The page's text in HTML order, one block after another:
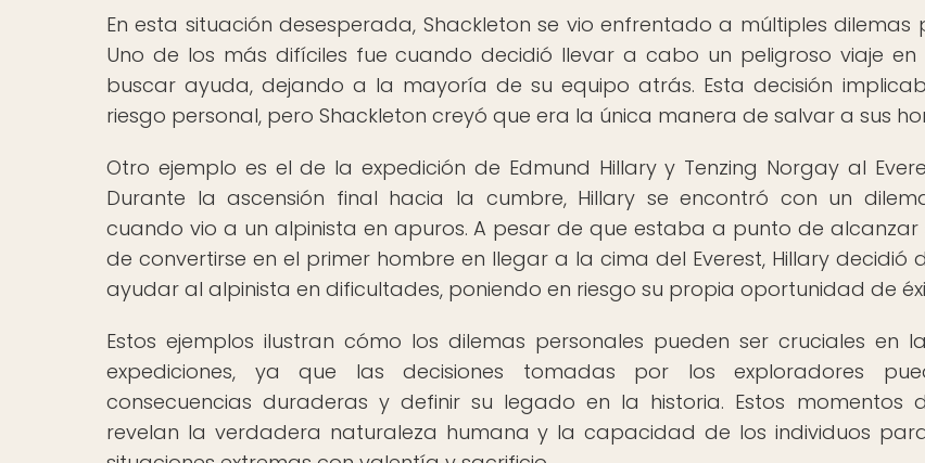
En esta situación desesperada, Shackleton se vio enfrentado a múltiples dilemas
Uno de los más difíciles fue cuando decidió llevar a cabo un peligroso viaje
buscar ayuda, dejando a la mayoría de su equipo atrás. Esta decisión
riesgo personal, pero Shackleton creyó que era la única manera de salvar a sus
Otro ejemplo es el de la expedición de Edmund Hillary y Tenzing Norgay al
Durante la ascensión final hacia la cumbre, Hillary se encontró con un
cuando vio a un alpinista en apuros. A pesar de que estaba a punto de alcanzar
de convertirse en el primer hombre en llegar a la cima del Everest, Hillary decidió
ayudar al alpinista en dificultades, poniendo en riesgo su propia oportunidad de
Estos ejemplos ilustran cómo los dilemas personales pueden ser cruciales en
expediciones, ya que las decisiones tomadas por los exploradores
consecuencias duraderas y definir su legado en la historia. Estos momentos
revelan la verdadera naturaleza humana y la capacidad de los individuos